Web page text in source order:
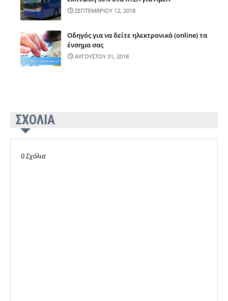
ΣΕΠΤΕΜΒΡΙΟΥ 12, 2018
Οδηγός για να δείτε ηλεκτρονικά (online) τα
ένσημα σας
ΑΥΓΟΥΣΤΟΥ 31, 2018
ΣΧΟΛΙΑ
0 Σχόλια